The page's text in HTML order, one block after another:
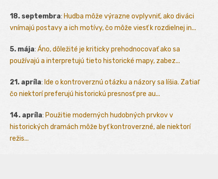
18. septembra: Hudba môže výrazne ovplyvniť, ako diváci
vnímajú postavy a ich motívy, čo môže viesť k rozdielnej in...
5. mája: Áno, dôležité je kriticky prehodnocovať ako sa
používajú a interpretujú tieto historické mapy, zabez...
21. apríla: Ide o kontroverznú otázku a názory sa líšia. Zatiaľ
čo niektorí preferujú historickú presnosť pre au...
14. apríla: Použitie moderných hudobných prvkov v
historických dramách môže byť kontroverzné, ale niektorí
režis...